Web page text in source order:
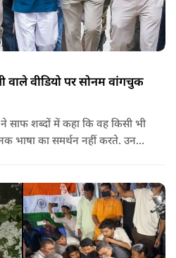
वाले वीडियो पर सोनम वांगचुक
शब्दों में कहा कि वह किसी भी
भाषा का समर्थन नहीं करते. उनका